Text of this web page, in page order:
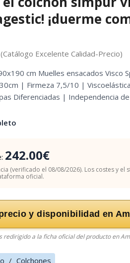
¡duerme
(Catálogo Excelente Calidad-Precio)
cm Muelles ensacados Visco
| Firmeza 7,5/10 |
Diferenciadas | Independencia
242.00€
(verificado el 08/08/2026). Los costes y el
oficial.
y disponibilidad en
redirigido a la ficha oficial del producto en
/ Colchones